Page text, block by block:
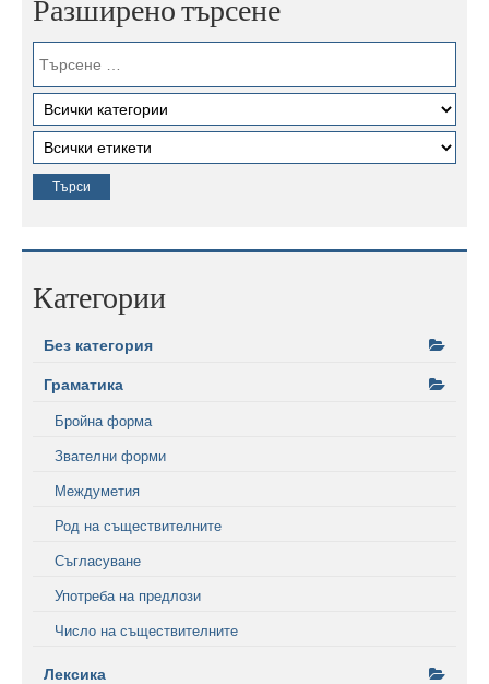
Разширено търсене
Категории
Без категория
Граматика
Бройна форма
Звателни форми
Междуметия
Род на съществителните
Съгласуване
Употреба на предлози
Число на съществителните
Лексика